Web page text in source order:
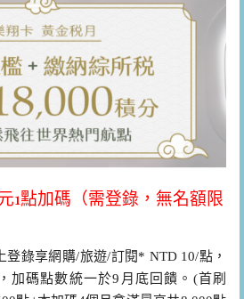
1點加碼（需登錄，無名額限
享網購/旅遊/訂閱* NTD 10/點，
加碼點數統一於9月底回饋。(首刷